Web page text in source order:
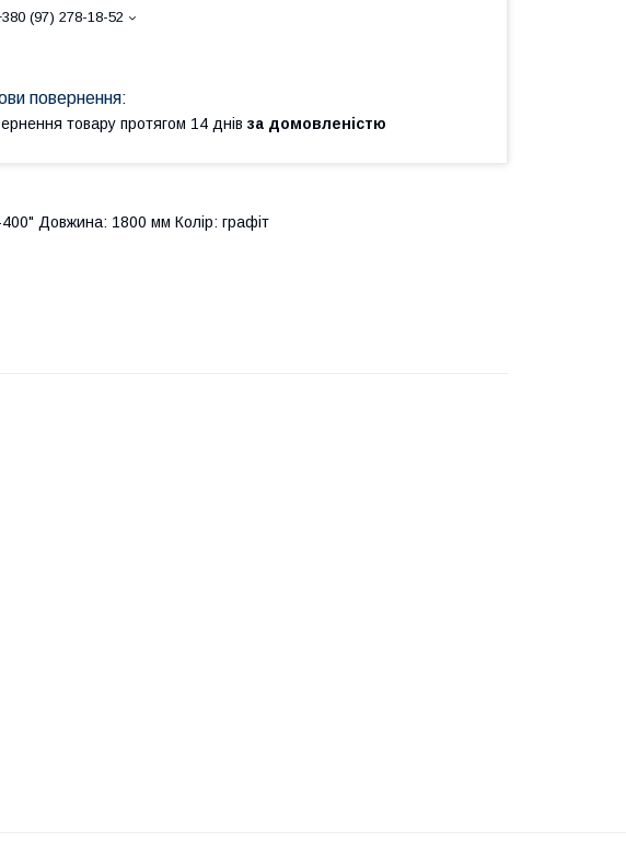
(97) 278-18-52
товару протягом 14 днів за домовленістю
Довжина: 1800 мм Колір: графіт